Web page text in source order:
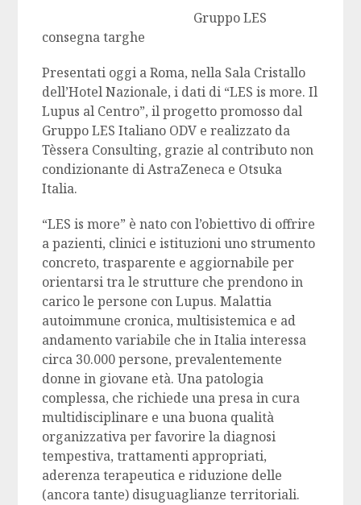
Gruppo LES
consegna targhe
Presentati oggi a Roma, nella Sala Cristallo
dell’Hotel Nazionale, i dati di “LES is more. Il
Lupus al Centro”, il progetto promosso dal
Gruppo LES Italiano ODV e realizzato da
Tèssera Consulting, grazie al contributo non
condizionante di AstraZeneca e Otsuka
Italia.
“LES is more” è nato con l’obiettivo di offrire
a pazienti, clinici e istituzioni uno strumento
concreto, trasparente e aggiornabile per
orientarsi tra le strutture che prendono in
carico le persone con Lupus. Malattia
autoimmune cronica, multisistemica e ad
andamento variabile che in Italia interessa
circa 30.000 persone, prevalentemente
donne in giovane età. Una patologia
complessa, che richiede una presa in cura
multidisciplinare e una buona qualità
organizzativa per favorire la diagnosi
tempestiva, trattamenti appropriati,
aderenza terapeutica e riduzione delle
(ancora tante) disuguaglianze territoriali.